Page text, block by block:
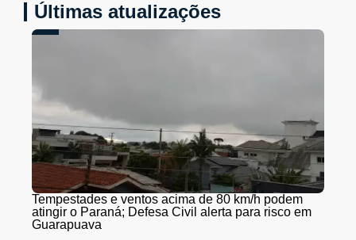
Últimas atualizações
Tempestades e ventos acima de 80 km/h podem
atingir o Paraná; Defesa Civil alerta para risco em
Guarapuava